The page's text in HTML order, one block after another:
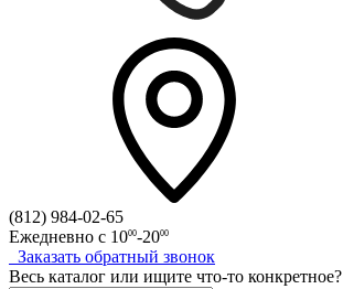
(812) 984-02-65
Ежедневно с 1000-2000
Заказать обратный звонок
Весь каталог или ищите что-то конкретное?